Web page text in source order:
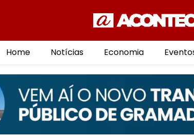
Home Notícias Economia